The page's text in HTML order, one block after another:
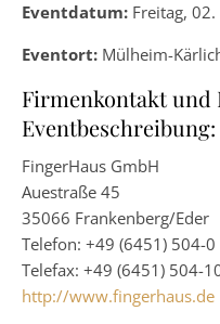
Eventdatum: Freitag,
Eventort: Mülheim-
Firmenkontakt und
Eventbeschreibung:
FingerHaus GmbH
Auestraße 45
35066 Frankenberg/Eder
Telefon: +49 (6451) 504-0
Telefax: +49 (6451) 504-
http://www.fingerhaus.de